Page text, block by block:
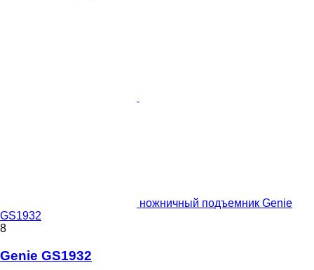
ножничный подъемник Genie
GS1932
8
Genie GS1932